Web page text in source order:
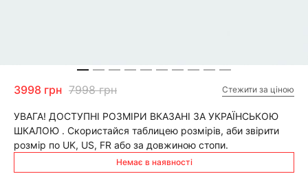
3998 грн 7998 грн Стежити за ціною
УВАГА! ДОСТУПНІ РОЗМІРИ ВКАЗАНІ ЗА УКРАЇНСЬКОЮ
ШКАЛОЮ . Скористайся таблицею розмірів, аби звірити
розмір по UK, US, FR або за довжиною стопи.
Немає в наявності